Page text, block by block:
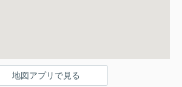
地図アプリで見る